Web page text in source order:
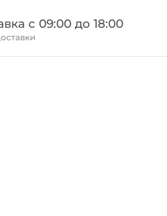
c 09:00 до 18:00